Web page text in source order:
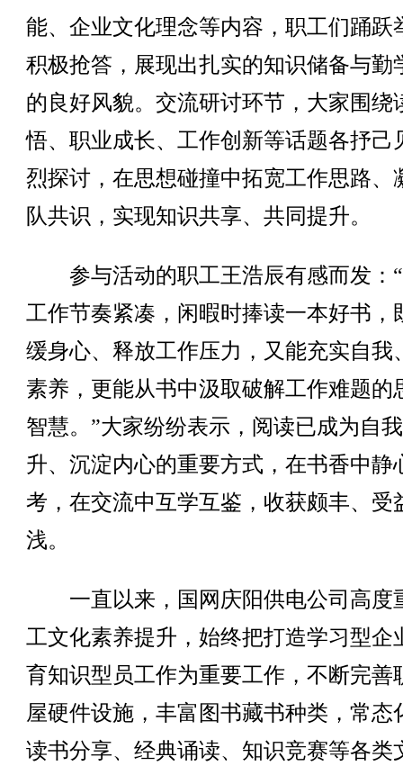
能、企业文化理念等内容，职工们踊跃
积极抢答，展现出扎实的知识储备与勤
的良好风貌。交流研讨环节，大家围绕
悟、职业成长、工作创新等话题各抒己
烈探讨，在思想碰撞中拓宽工作思路、
队共识，实现知识共享、共同提升。
参与活动的职工王浩辰有感而发：
工作节奏紧凑，闲暇时捧读一本好书，
缓身心、释放工作压力，又能充实自我
素养，更能从书中汲取破解工作难题的
智慧。”大家纷纷表示，阅读已成为自
升、沉淀内心的重要方式，在书香中静
考，在交流中互学互鉴，收获颇丰、受
浅。
一直以来，国网庆阳供电公司高度
工文化素养提升，始终把打造学习型企
育知识型员工作为重要工作，不断完善
屋硬件设施，丰富图书藏书种类，常态
读书分享、经典诵读、知识竞赛等各类